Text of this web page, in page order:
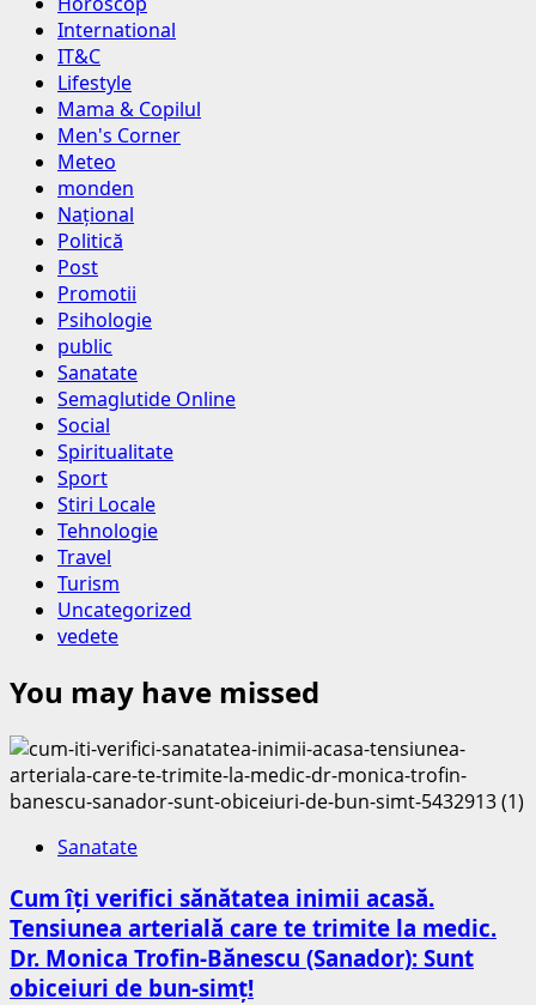
International
IT&C
Lifestyle
Mama & Copilul
Men's Corner
Meteo
monden
Național
Politică
Post
Promotii
Psihologie
public
Sanatate
Semaglutide Online
Social
Spiritualitate
Sport
Stiri Locale
Tehnologie
Travel
Turism
Uncategorized
vedete
You may have missed
Sanatate
Cum îți verifici sănătatea inimii acasă.
Tensiunea arterială care te trimite la medic.
Dr. Monica Trofin-Bănescu (Sanador): Sunt
obiceiuri de bun-simț!